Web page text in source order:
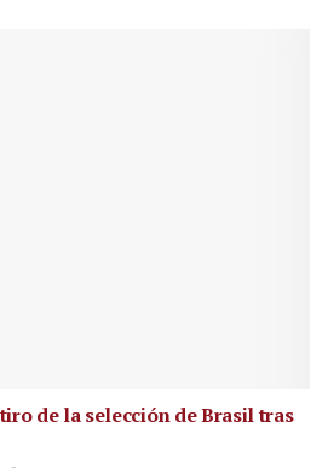
de la selección de Brasil tras